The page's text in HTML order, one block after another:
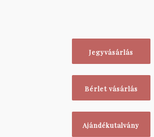
Jegyvásárlás
Bérlet vásárlás
Ajándékutalvány